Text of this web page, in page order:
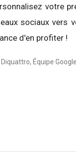
votre
sociaux vers
d'en profiter !
Équipe